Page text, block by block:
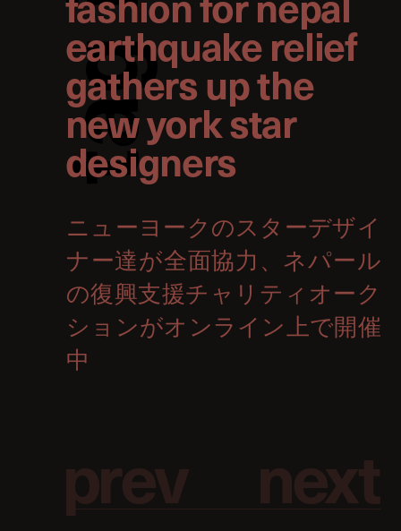
t
a
g
earthquake relief
gathers up the
new york star
designers
prev next